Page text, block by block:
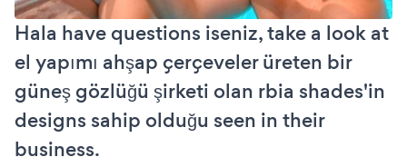
Hala have questions iseniz, take a look at
el yapımı ahşap çerçeveler üreten bir
güneş gözlüğü şirketi olan rbia shades'in
designs sahip olduğu seen in their
business.